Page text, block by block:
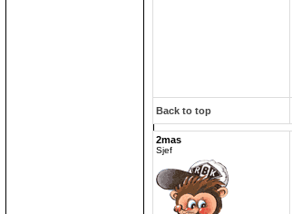
Back to top
2mas
Sjef